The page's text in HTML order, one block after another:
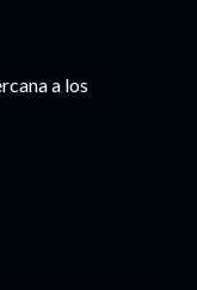
a los